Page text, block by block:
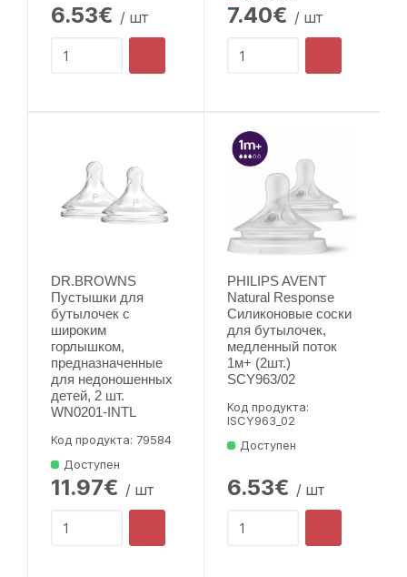
6.53€ / шт 7.40€ / шт
DR.BROWNS
Пустышки для
бутылочек с
широким
горлышком,
предназначенные
для недоношенных
детей, 2 шт.
WN0201-INTL
Код продукта: 79584
Доступен
11.97€ / шт
PHILIPS AVENT
Natural Response
Силиконовые соски
для бутылочек,
медленный поток
1м+ (2шт.)
SCY963/02
Код продукта:
lSCY963_02
Доступен
6.53€ / шт